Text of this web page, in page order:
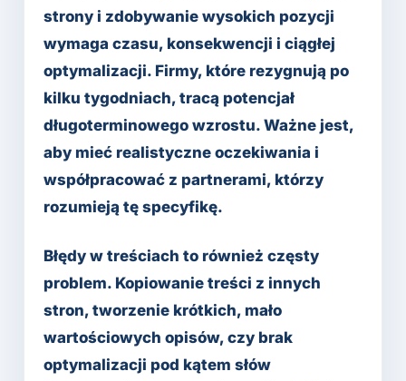
strony i zdobywanie wysokich pozycji
wymaga czasu, konsekwencji i ciągłej
optymalizacji. Firmy, które rezygnują po
kilku tygodniach, tracą potencjał
długoterminowego wzrostu. Ważne jest,
aby mieć realistyczne oczekiwania i
współpracować z partnerami, którzy
rozumieją tę specyfikę.
Błędy w treściach to również częsty
problem. Kopiowanie treści z innych
stron, tworzenie krótkich, mało
wartościowych opisów, czy brak
optymalizacji pod kątem słów